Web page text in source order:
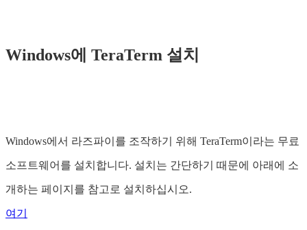
Windows에 TeraTerm 설치
Windows에서 라즈파이를 조작하기 위해 TeraTerm이라는 무료
소프트웨어를 설치합니다. 설치는 간단하기 때문에 아래에 소
개하는 페이지를 참고로 설치하십시오.
여기